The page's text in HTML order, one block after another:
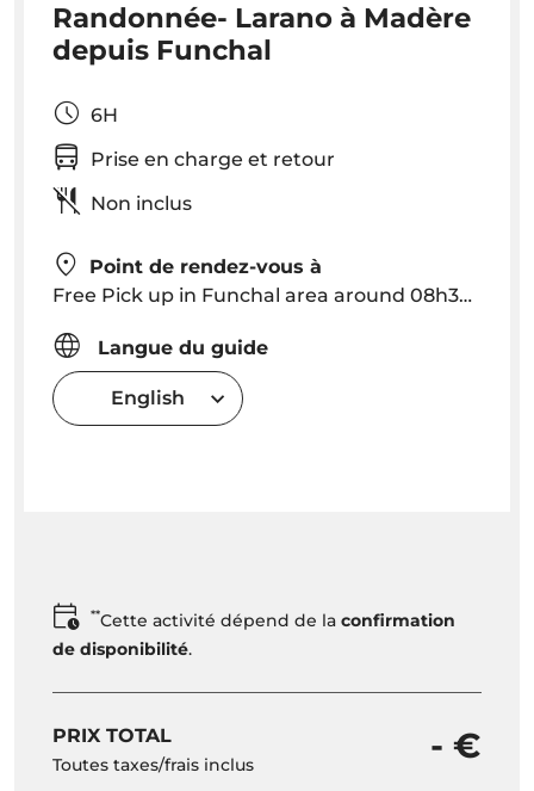
Randonnée- Larano à Madère
depuis Funchal
6H
Prise en charge et retour
Non inclus
Point de rendez-vous à
Free Pick up in Funchal area around 08h30/09h00. Exact Hotel Pick up Time will be provided after the booking depending on hotel location
Langue du guide
English
**Cette activité dépend de la confirmation
de disponibilité.
PRIX TOTAL
Toutes taxes/frais inclus - €